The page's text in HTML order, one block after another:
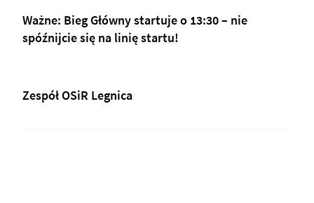
Ważne: Bieg Główny startuje o 13:30 – nie
spóźnijcie się na linię startu!
Zespół OSiR Legnica